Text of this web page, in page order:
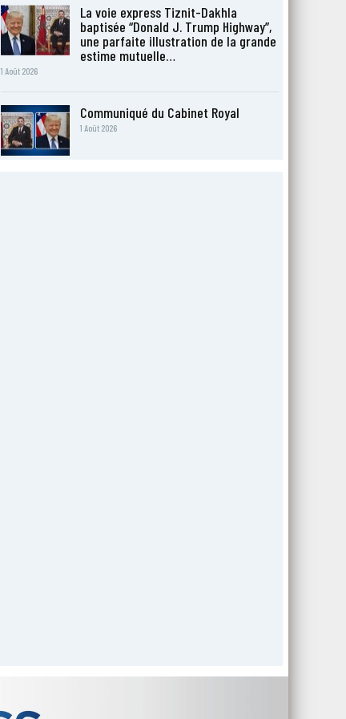
La voie express Tiznit-Dakhla
baptisée “Donald J. Trump Highway”,
une parfaite illustration de la grande
estime mutuelle…
1 Août 2026
Communiqué du Cabinet Royal
1 Août 2026